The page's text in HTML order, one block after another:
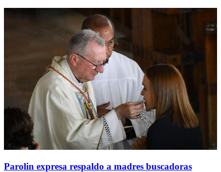
Parolin expresa respaldo a madres buscadoras